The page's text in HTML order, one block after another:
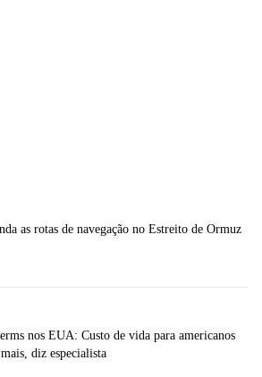
as rotas de navegação no Estreito de Ormuz
nos EUA: Custo de vida para americanos
mais, diz especialista